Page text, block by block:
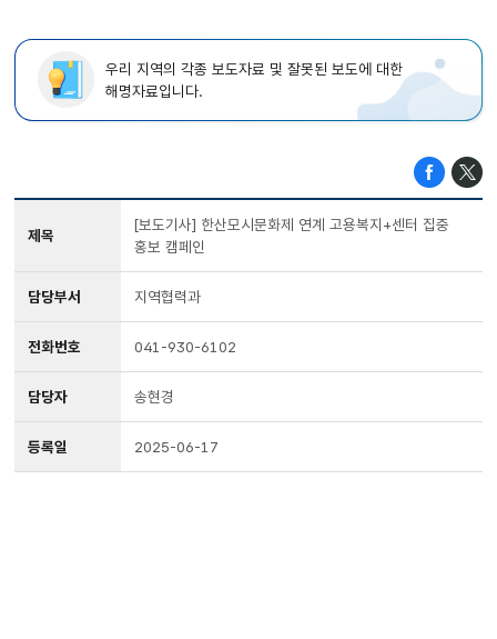
우리 지역의 각종 보도자료 및 잘못된 보도에 대한
해명자료입니다.
제목
[보도기사] 한산모시문화제 연계 고용복지+센터 집중
홍보 캠페인
담당부서 지역협력과
전화번호 041-930-6102
담당자 송현경
등록일 2025-06-17